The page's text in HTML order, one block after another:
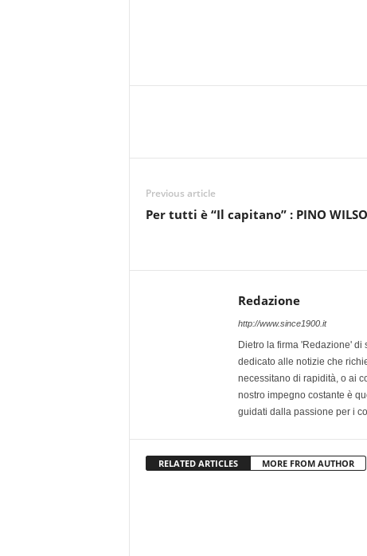
Previous article
Per tutti è “Il capitano” : PINO
Redazione
http://www.since1900.it
Dietro la firma 'Redazione'
dedicato alle notizie che
necessitano di rapidità, o ai
nostro impegno costante è
guidati dalla passione per i
RELATED ARTICLES MORE FROM AUTHOR